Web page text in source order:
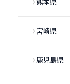
熊本県
宮崎県
鹿児島県